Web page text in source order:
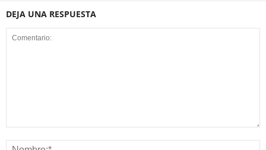
DEJA UNA RESPUESTA